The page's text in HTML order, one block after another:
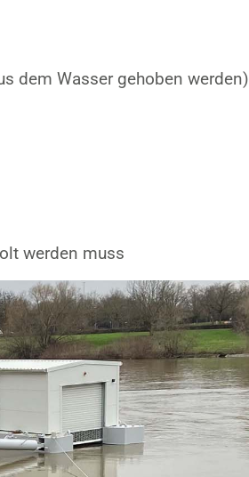
dem Wasser gehoben werden)
werden muss